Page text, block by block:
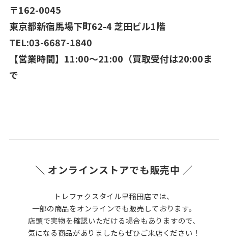
〒162-0045
東京都新宿馬場下町62-4 芝田ビル1階
TEL:03-6687-1840
【営業時間】11:00～21:00（買取受付は20:00ま
で
＼ オンラインストアでも販売中 ／
トレファクスタイル早稲田店では、
一部の商品をオンラインでも販売しております。
店頭で実物を確認いただける場合もありますので、
気になる商品がありましたらぜひご来店ください！